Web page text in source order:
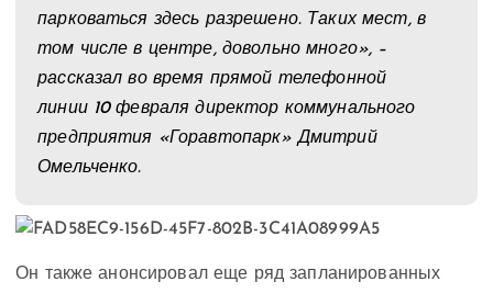
парковаться здесь разрешено. Таких мест, в
том числе в центре, довольно много», –
рассказал во время прямой телефонной
линии 10 февраля директор коммунального
предприятия «Горавтопарк» Дмитрий
Омельченко.
Он также анонсировал еще ряд запланированных